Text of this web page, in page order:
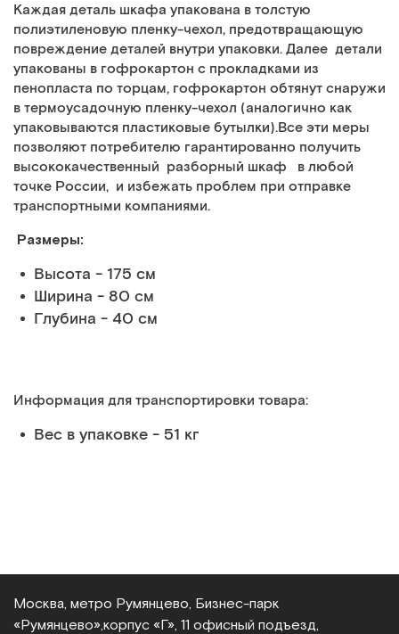
Каждая деталь шкафа упакована в толстую
полиэтиленовую пленку-чехол, предотвращающую
повреждение деталей внутри упаковки. Далее детали
упакованы в гофрокартон с прокладками из
пенопласта по торцам, гофрокартон обтянут снаружи
в термоусадочную пленку-чехол (аналогично как
упаковываются пластиковые бутылки).Все эти меры
позволяют потребителю гарантированно получить
высококачественный разборный шкаф в любой
точке России, и избежать проблем при отправке
транспортными компаниями.
Размеры:
Высота - 175 см
Ширина - 80 см
Глубина - 40 см
Информация для транспортировки товара:
Вес в упаковке - 51 кг
Москва, метро Румянцево, Бизнес‑парк
«Румянцево», корпус «Г», 11 офисный подъезд,